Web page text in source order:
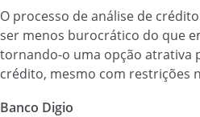
O processo de análise de
ser menos burocrático do que
tornando-o uma opção atrativa
crédito, mesmo com restrições
Banco Digio